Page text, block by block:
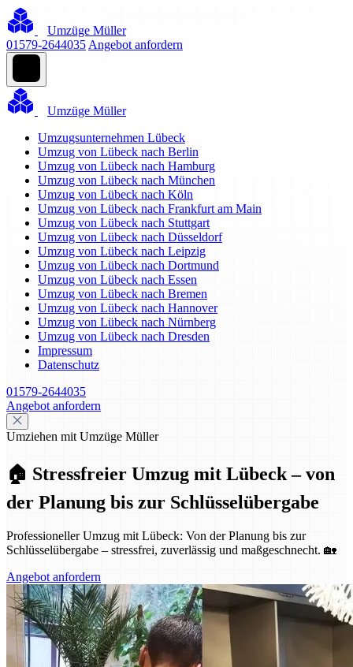
Umzüge Müller
01579-2644035 Angebot anfordern
Umzüge Müller
Umzugsunternehmen Lübeck
Umzug von Lübeck nach Berlin
Umzug von Lübeck nach Hamburg
Umzug von Lübeck nach München
Umzug von Lübeck nach Köln
Umzug von Lübeck nach Frankfurt am Main
Umzug von Lübeck nach Stuttgart
Umzug von Lübeck nach Düsseldorf
Umzug von Lübeck nach Leipzig
Umzug von Lübeck nach Dortmund
Umzug von Lübeck nach Essen
Umzug von Lübeck nach Bremen
Umzug von Lübeck nach Hannover
Umzug von Lübeck nach Nürnberg
Umzug von Lübeck nach Dresden
Impressum
Datenschutz
01579-2644035
Angebot anfordern
Umziehen mit Umzüge Müller
🏠 Stressfreier Umzug mit Lübeck – von
der Planung bis zur Schlüsselübergabe
Professioneller Umzug mit Lübeck: Von der Planung bis zur
Schlüsselübergabe – stressfrei, zuverlässig und maßgeschnecht. 🏡
Angebot anfordern